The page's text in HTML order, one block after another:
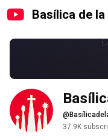
Basílica de
37.9K